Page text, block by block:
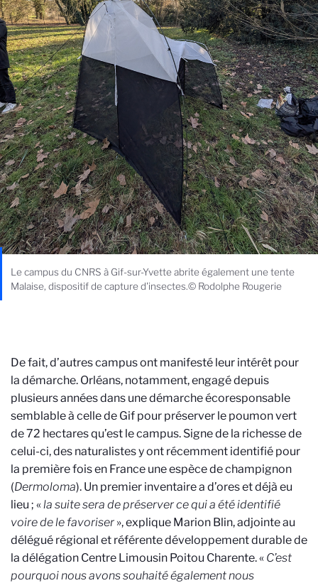
Le campus du CNRS à Gif-sur-Yvette abrite également une tente
Malaise, dispositif de capture d'insectes.© Rodolphe Rougerie
De fait, d’autres campus ont manifesté leur intérêt pour
la démarche. Orléans, notamment, engagé depuis
plusieurs années dans une démarche écoresponsable
semblable à celle de Gif pour préserver le poumon vert
de 72 hectares qu’est le campus. Signe de la richesse de
celui-ci, des naturalistes y ont récemment identifié pour
la première fois en France une espèce de champignon
(Dermoloma). Un premier inventaire a d’ores et déjà eu
lieu ; « la suite sera de préserver ce qui a été identifié
voire de le favoriser », explique Marion Blin, adjointe au
délégué régional et référente développement durable de
la délégation Centre Limousin Poitou Charente. « C’est
pourquoi nous avons souhaité également nous